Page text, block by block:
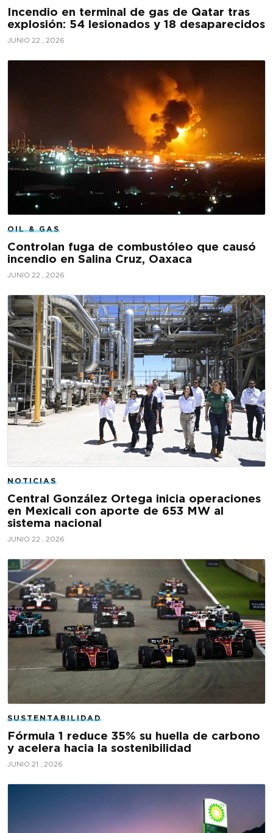
Incendio en terminal de gas de Qatar tras
explosión: 54 lesionados y 18 desaparecidos
JUNIO 22 , 2026
OIL & GAS
Controlan fuga de combustóleo que causó
incendio en Salina Cruz, Oaxaca
JUNIO 22 , 2026
NOTICIAS
Central González Ortega inicia operaciones
en Mexicali con aporte de 653 MW al
sistema nacional
JUNIO 22 , 2026
SUSTENTABILIDAD
Fórmula 1 reduce 35% su huella de carbono
y acelera hacia la sostenibilidad
JUNIO 21 , 2026